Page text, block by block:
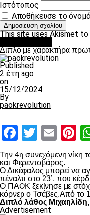
Ιστότοπος
Αποθήκευσε το
This site uses Akismet to
Διπλό με χαρακτήρα
Published
2 έτη ago
on
15/12/2024
By
paokrevolution
Facebook
Twitter
Την 4η συνεχόμενη νίκη
και Φερεντσβάρος.
Ο Δικέφαλος μπορεί να
πέναλτι στο 23’, που
Ο ΠΑΟΚ ξεκίνησε με
κόρνερ ο Τσάβες.Από το
Διπλό λάθος
Advertisement